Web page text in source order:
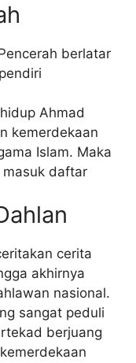
berlatar
Ahmad
kemerdekaan
Islam. Maka
masuk daftar
cerita
akhirnya
nasional.
sangat peduli
berjuang